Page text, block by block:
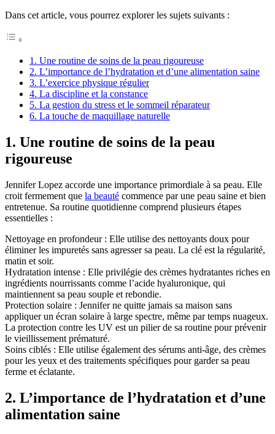
Dans cet article, vous pourrez explorer les sujets suivants :
1. Une routine de soins de la peau rigoureuse
2. L’importance de l’hydratation et d’une alimentation saine
3. L’exercice physique régulier
4. La discipline et la constance
5. La gestion du stress et le sommeil réparateur
6. La touche de maquillage naturelle
1. Une routine de soins de la peau
rigoureuse
Jennifer Lopez accorde une importance primordiale à sa peau. Elle
croit fermement que la beauté commence par une peau saine et bien
entretenue. Sa routine quotidienne comprend plusieurs étapes
essentielles :
Nettoyage en profondeur : Elle utilise des nettoyants doux pour
éliminer les impuretés sans agresser sa peau. La clé est la régularité,
matin et soir.
Hydratation intense : Elle privilégie des crèmes hydratantes riches en
ingrédients nourrissants comme l’acide hyaluronique, qui
maintiennent sa peau souple et rebondie.
Protection solaire : Jennifer ne quitte jamais sa maison sans
appliquer un écran solaire à large spectre, même par temps nuageux.
La protection contre les UV est un pilier de sa routine pour prévenir
le vieillissement prématuré.
Soins ciblés : Elle utilise également des sérums anti-âge, des crèmes
pour les yeux et des traitements spécifiques pour garder sa peau
ferme et éclatante.
2. L’importance de l’hydratation et d’une
alimentation saine